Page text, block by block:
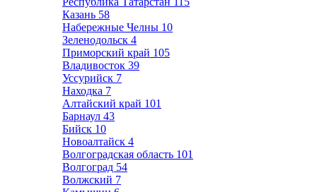
Казань 58
Набережные Челны 10
Зеленодольск 4
Приморский край 105
Владивосток 39
Уссурийск 7
Находка 7
Алтайский край 101
Барнаул 43
Бийск 10
Новоалтайск 4
Волгоградская область 101
Волгоград 54
Волжский 7